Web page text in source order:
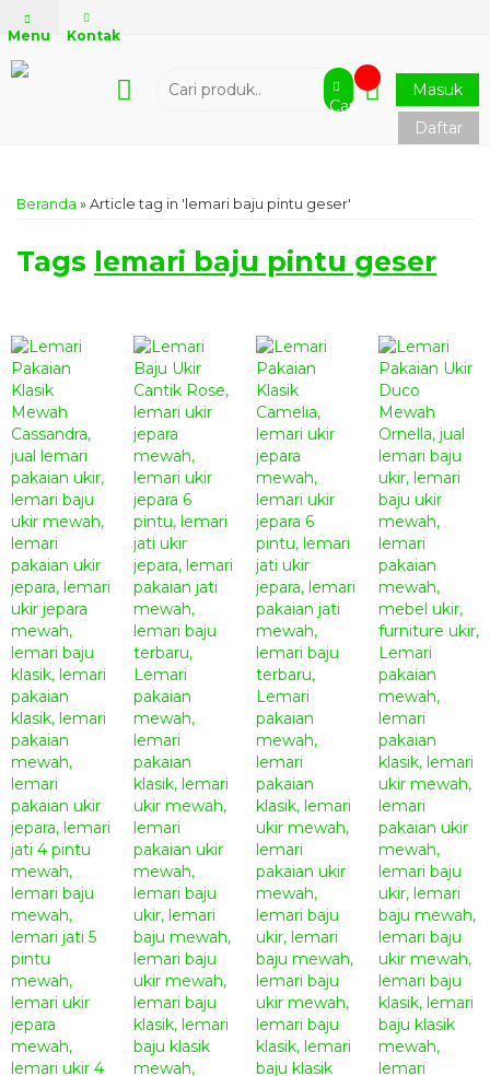
Menu Kontak
Cari
Masuk
Daftar
Beranda » Article tag in 'lemari baju pintu geser'
Tags lemari baju pintu geser